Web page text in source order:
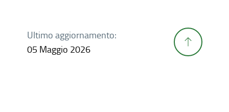
Ultimo aggiornamento:
05 Maggio 2026